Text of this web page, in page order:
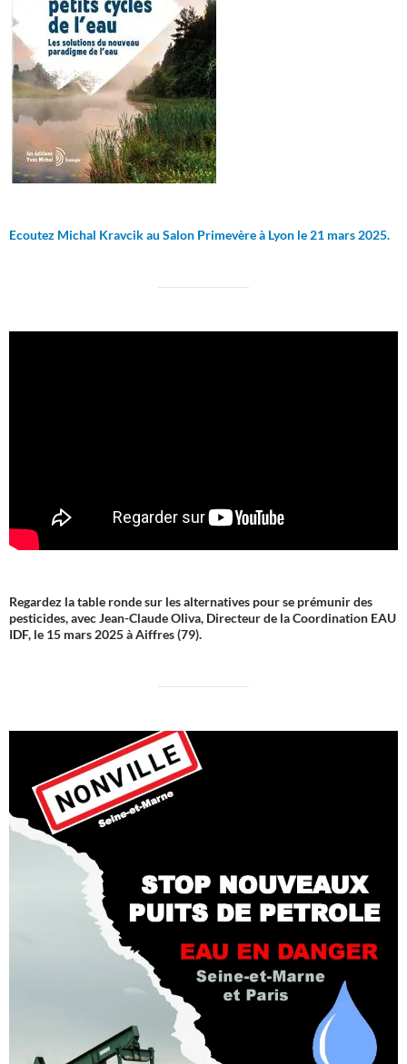
Ecoutez Michal Kravcik au Salon Primevère à Lyon le 21 mars 2025.
Regardez la table ronde sur les alternatives pour se prémunir des
pesticides, avec Jean-Claude Oliva, Directeur de la Coordination EAU
IDF, le 15 mars 2025 à Aiffres (79).